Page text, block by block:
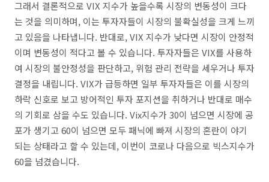
그래서 결론적으로 VIX 지수가 높을수록 시장의 변동성이 크다
는 것을 의미하며, 이는 투자자들이 시장의 불확실성을 크게 느끼
고 있음을 나타냅니다. 반대로, VIX 지수가 낮다면 시장이 안정적
이며 변동성이 적다고 볼 수 있습니다. 투자자들은 VIX를 사용하
여 시장의 불안정성을 판단하고, 위험 관리 전략을 세우거나 투자
결정을 내립니다. VIX가 급등하면 일부 투자자들은 이를 시장의
하락 신호로 보고 방어적인 투자 포지션을 취하거나 반대로 매수
의 기회로 삼을 수도 있습니다. Vix지수가 30이 넘으면 시장에 공
포가 생기고 60이 넘으면 모두 패닉에 빠져 시장의 혼란이 야기
되는 상태라고 할 수 있는데, 이번이 코로나 다음으로 빅스지수가
60을 넘겼습니다.